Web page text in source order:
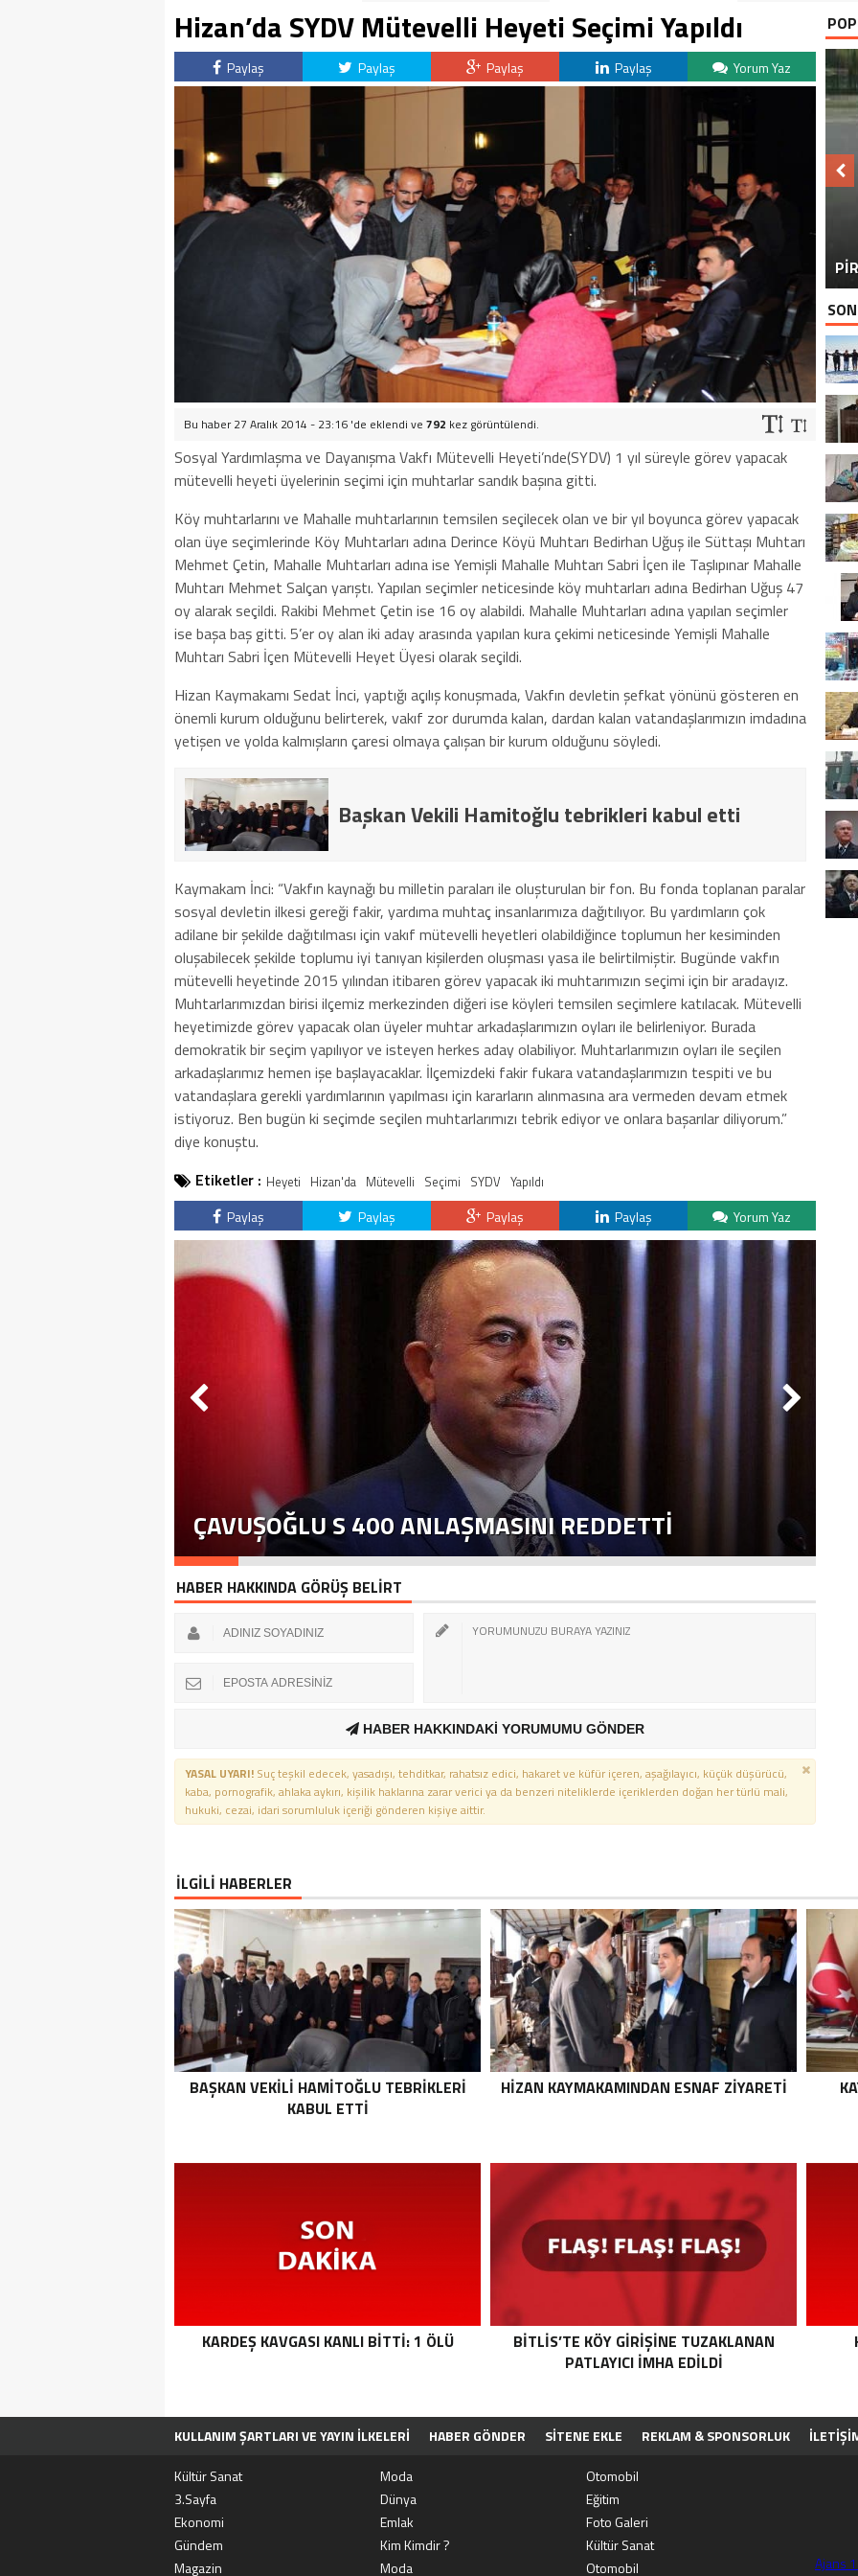
Hizan’da SYDV Mütevelli Heyeti Seçimi Yapıldı
Paylaş Paylaş Paylaş Paylaş Yorum Yaz
Bu haber 27 Aralık 2014 - 23:16 'de eklendi ve 792 kez görüntülendi.
Sosyal Yardımlaşma ve Dayanışma Vakfı Mütevelli Heyeti’nde(SYDV) 1 yıl süreyle görev yapacak
mütevelli heyeti üyelerinin seçimi için muhtarlar sandık başına gitti.
Köy muhtarlarını ve Mahalle muhtarlarının temsilen seçilecek olan ve bir yıl boyunca görev yapacak
olan üye seçimlerinde Köy Muhtarları adına Derince Köyü Muhtarı Bedirhan Uğuş ile Süttaşı Muhtarı
Mehmet Çetin, Mahalle Muhtarları adına ise Yemişli Mahalle Muhtarı Sabri İçen ile Taşlıpınar Mahalle
Muhtarı Mehmet Salçan yarıştı. Yapılan seçimler neticesinde köy muhtarları adına Bedirhan Uğuş 47
oy alarak seçildi. Rakibi Mehmet Çetin ise 16 oy alabildi. Mahalle Muhtarları adına yapılan seçimler
ise başa baş gitti. 5’er oy alan iki aday arasında yapılan kura çekimi neticesinde Yemişli Mahalle
Muhtarı Sabri İçen Mütevelli Heyet Üyesi olarak seçildi.
Hizan Kaymakamı Sedat İnci, yaptığı açılış konuşmada, Vakfın devletin şefkat yönünü gösteren en
önemli kurum olduğunu belirterek, vakıf zor durumda kalan, dardan kalan vatandaşlarımızın imdadına
yetişen ve yolda kalmışların çaresi olmaya çalışan bir kurum olduğunu söyledi.
Başkan Vekili Hamitoğlu tebrikleri kabul etti
Kaymakam İnci: “Vakfın kaynağı bu milletin paraları ile oluşturulan bir fon. Bu fonda toplanan paralar
sosyal devletin ilkesi gereği fakir, yardıma muhtaç insanlarımıza dağıtılıyor. Bu yardımların çok
adilane bir şekilde dağıtılması için vakıf mütevelli heyetleri olabildiğince toplumun her kesiminden
oluşabilecek şekilde toplumu iyi tanıyan kişilerden oluşması yasa ile belirtilmiştir. Bugünde vakfın
mütevelli heyetinde 2015 yılından itibaren görev yapacak iki muhtarımızın seçimi için bir aradayız.
Muhtarlarımızdan birisi ilçemiz merkezinden diğeri ise köyleri temsilen seçimlere katılacak. Mütevelli
heyetimizde görev yapacak olan üyeler muhtar arkadaşlarımızın oyları ile belirleniyor. Burada
demokratik bir seçim yapılıyor ve isteyen herkes aday olabiliyor. Muhtarlarımızın oyları ile seçilen
arkadaşlarımız hemen işe başlayacaklar. İlçemizdeki fakir fukara vatandaşlarımızın tespiti ve bu
vatandaşlara gerekli yardımlarının yapılması için kararların alınmasına ara vermeden devam etmek
istiyoruz. Ben bugün ki seçimde seçilen muhtarlarımızı tebrik ediyor ve onlara başarılar diliyorum.”
diye konuştu.
Etiketler : Heyeti Hizan'da Mütevelli Seçimi SYDV Yapıldı
Paylaş Paylaş Paylaş Paylaş Yorum Yaz
ÇAVUŞOĞLU S 400 ANLAŞMASINI REDDETTI
HABER HAKKINDA GÖRÜŞ BELİRT
HABER HAKKINDAKİ YORUMUMU GÖNDER
YASAL UYARI! Suç teşkil edecek, yasadışı, tehditkar, rahatsız edici, hakaret ve küfür içeren, aşağılayıcı, küçük düşürücü,
kaba, pornografik, ahlaka aykırı, kişilik haklarına zarar verici ya da benzeri niteliklerde içeriklerden doğan her türlü mali,
hukuki, cezai, idari sorumluluk içeriği gönderen kişiye aittir.
İLGİLİ HABERLER
BAŞKAN VEKILI HAMITOĞLU TEBRIKLERI
KABUL ETTI
HIZAN KAYMAKAMINDAN ESNAF ZIYARETI
KARDEŞ KAVGASI KANLI BITTI: 1 ÖLÜ
BITLIS’TE KÖY GIRIŞINE TUZAKLANAN
PATLAYICI IMHA EDILDI
KULLANIM ŞARTLARI VE YAYIN İLKELERI HABER GÖNDER SİTENE EKLE REKLAM & SPONSORLUK
TÜM MANŞET HABERLERI
MOVIEBOX APP
Kültür Sanat Moda
Otomobil
3.Sayfa
Dünya
Eğitim
Ekonomi
Emlak
Foto Galeri
Gündem
Kim Kimdir ?
Kültür Sanat
Magazin
Moda Otomobil Ajans